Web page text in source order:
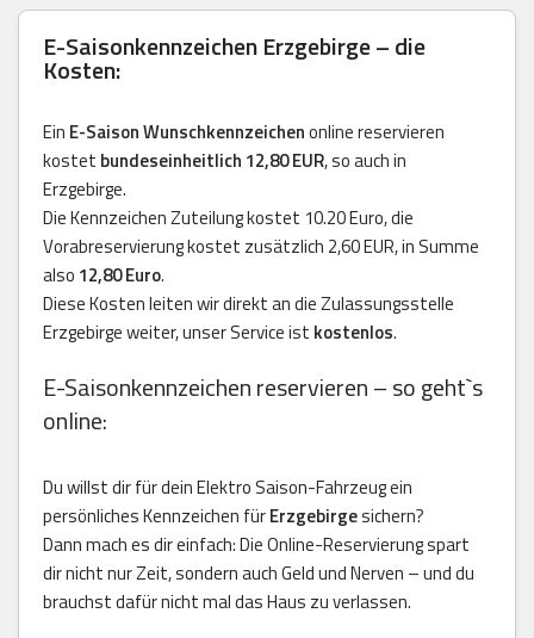
E-Saisonkennzeichen Erzgebirge – die
Kosten:
Ein E-Saison Wunschkennzeichenonline reservieren
kostet bundeseinheitlich 12,80 EUR, so auch in
Erzgebirge.
Die Kennzeichen Zuteilung kostet 10.20 Euro, die
Vorabreservierung kostet zusätzlich 2,60 EUR, in Summe
also 12,80 Euro.
Diese Kosten leiten wir direkt an die Zulassungsstelle
Erzgebirge weiter, unser Service ist kostenlos.
E-Saisonkennzeichen reservieren – so geht`s
online:
Du willst dir für dein Elektro Saison-Fahrzeug ein
persönliches Kennzeichen fürErzgebirgesichern?
Dann mach es dir einfach: Die Online-Reservierung spart
dir nicht nur Zeit, sondern auch Geld und Nerven – und du
brauchst dafür nicht mal das Haus zu verlassen.